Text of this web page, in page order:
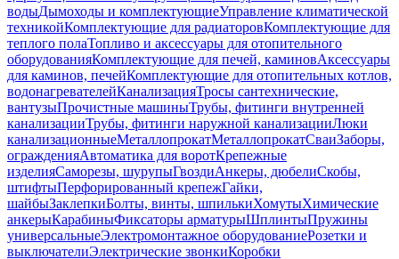
водыДымоходы и комплектующиеУправление климатической
техникойКомплектующие для радиаторовКомплектующие для
теплого полаТопливо и аксессуары для отопительного
оборудованияКомплектующие для печей, каминовАксессуары
для каминов, печейКомплектующие для отопительных котлов,
водонагревателейКанализацияТросы сантехнические,
вантузыПрочистные машиныТрубы, фитинги внутренней
канализацииТрубы, фитинги наружной канализацииЛюки
канализационныеМеталлопрокатМеталлопрокатСваиЗаборы,
огражденияАвтоматика для воротКрепежные
изделияСаморезы, шурупыГвоздиАнкеры, дюбелиСкобы,
штифтыПерфорированный крепежГайки,
шайбыЗаклепкиБолты, винты, шпилькиХомутыХимические
анкерыКарабиныФиксаторы арматурыШплинтыПружины
универсальныеЭлектромонтажное оборудованиеРозетки и
выключателиЭлектрические звонкиКоробки